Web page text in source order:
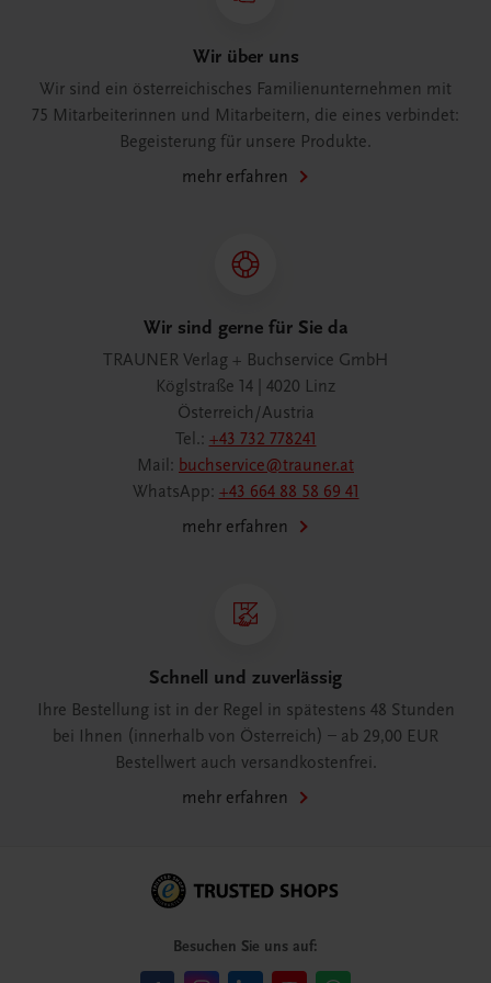
Wir über uns
Wir sind ein österreichisches Familienunternehmen mit
75 Mitarbeiterinnen und Mitarbeitern, die eines verbindet:
Begeisterung für unsere Produkte.
mehr erfahren
Wir sind gerne für Sie da
TRAUNER Verlag + Buchservice GmbH
Köglstraße 14 | 4020 Linz
Österreich/Austria
Tel.: +43 732 778241
Mail: buchservice@trauner.at
WhatsApp: +43 664 88 58 69 41
mehr erfahren
Schnell und zuverlässig
Ihre Bestellung ist in der Regel in spätestens 48 Stunden
bei Ihnen (innerhalb von Österreich) – ab 29,00 EUR
Bestellwert auch versandkostenfrei.
mehr erfahren
Besuchen Sie uns auf: